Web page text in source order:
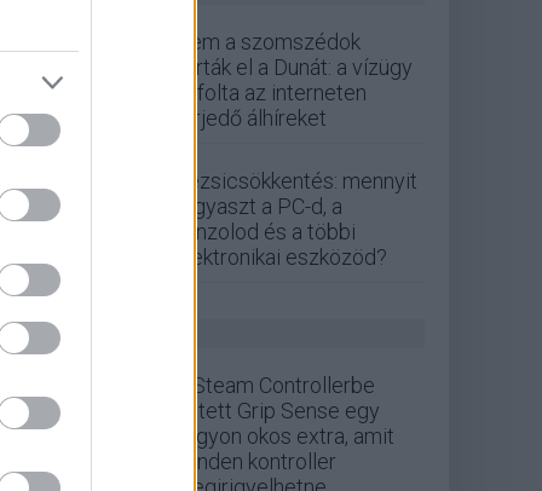
Nem a szomszédok
zárták el a Dunát: a vízügy
cáfolta az interneten
terjedő álhíreket
Rezsicsökkentés: mennyit
fogyaszt a PC-d, a
konzolod és a többi
elektronikai eszközöd?
GS HÍREK
A Steam Controllerbe
rejtett Grip Sense egy
nagyon okos extra, amit
minden kontroller